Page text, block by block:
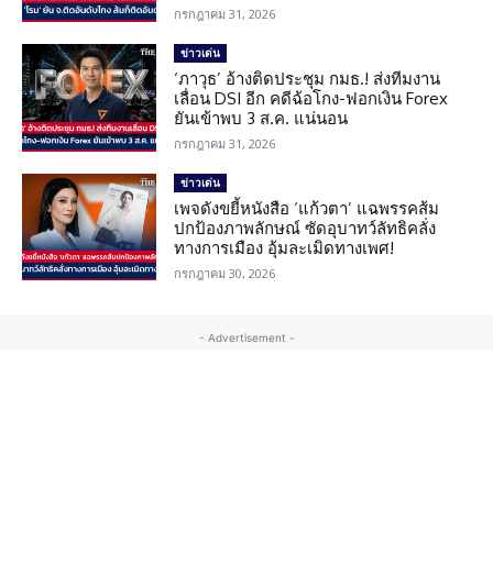
กรกฎาคม 31, 2026
ข่าวเด่น
‘ภาวุธ’ อ้างติดประชุม กมธ.! ส่งทีมงาน
เลื่อน DSI อีก คดีฉ้อโกง-ฟอกเงิน Forex
ยันเข้าพบ 3 ส.ค. แน่นอน
กรกฎาคม 31, 2026
ข่าวเด่น
เพจดังขยี้หนังสือ ‘แก้วตา’ แฉพรรคส้ม
ปกป้องภาพลักษณ์ ซัดอุบาทว์ลัทธิคลั่ง
ทางการเมือง อุ้มละเมิดทางเพศ!
กรกฎาคม 30, 2026
- Advertisement -